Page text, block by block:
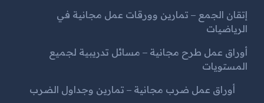
إتقان الجمع – تمارين وورقات عمل مجانية في
الرياضيات
أوراق عمل طرح مجانية – مسائل تدريبية لجميع
المستويات
أوراق عمل ضرب مجانية – تمارين وجداول الضرب